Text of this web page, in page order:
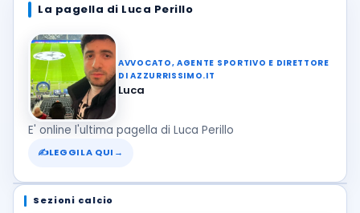
La pagella di Luca Perillo
AVVOCATO, AGENTE SPORTIVO E DIRETTORE
DI AZZURRISSIMO.IT
Luca
E' online l'ultima pagella di Luca Perillo
✍LEGGILA QUI →
Sezioni calcio